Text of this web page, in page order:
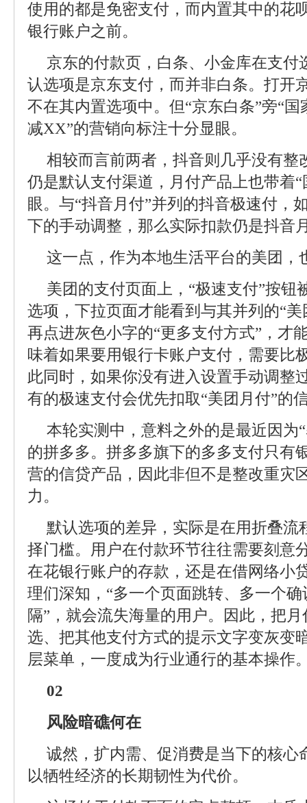
使用的都是免密支付，而内置其中的花
银行账户之前。
京东的付款页，白条、小金库在支付
认选项是京东支付，而并非白条。打开
不在其内置选项中。但“京东白条”旁“
减XX”的营销向标注十分显眼。
相较而言前两者，抖音则几乎没有整
仍是默认支付渠道，月付产品上也带着
眼。与“抖音月付”并列的抖音极速付，
下的手动调整，那么实际扣款仍是抖音
这一点，作为本地生活平台的美团，
美团的支付页面上，“极速支付”按钮
选项，下拉页面才能看到与其并列的“美
再点进灰色小字的“更多支付方式”，才
味着如果要用银行卡账户支付，需要比
此同时，如果你没有进入设置手动调整
有的极速支付会优先扣取“美团月付”的
本轮实测中，意料之外的是最近因为
的拼多多。拼多多旗下的多多支付只有
营的信贷产品，因此非但不是整改重灾
力。
默认选项的差异，实际是在用折叠流
择门槛。用户在付款环节往往需要刻意
在花银行账户的存款，还是在借网络小
理们深知，“多一个页面跳转、多一个
隔”，就会流失海量的用户。因此，把
选、把其他支付方式的提示文字变灰变
层菜单，一度成为行业通行的基本操作
02
风险暗礁何在
诚然，扩内需、促消费是当下的核心
以牺牲经济的长期韧性为代价。